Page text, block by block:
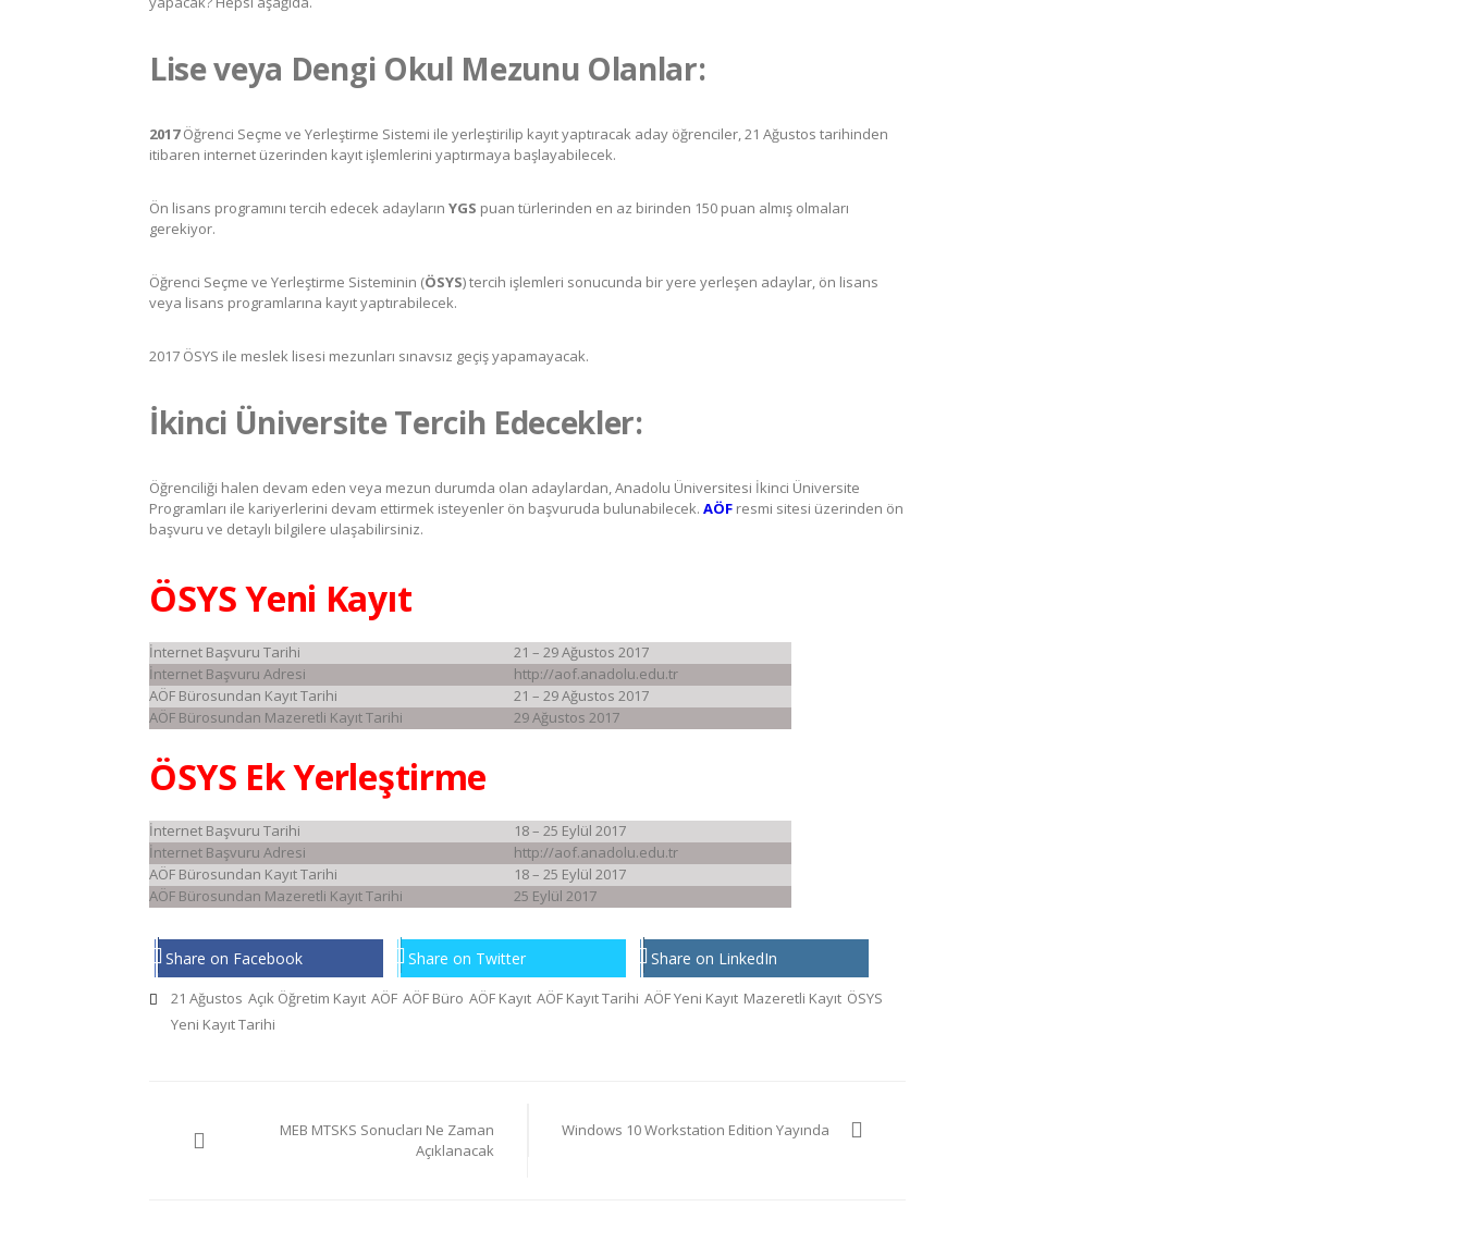
Lise veya Dengi Okul Mezunu Olanlar:
2017Öğrenci Seçme ve Yerleştirme Sistemi ile yerleştirilip kayıt yaptıracak aday öğrenciler, 21 Ağustos tarihinden
itibaren internet üzerinden kayıt işlemlerini yaptırmaya başlayabilecek.
Ön lisans programını tercih edecek adayların YGS puan türlerinden en az birinden 150 puan almış olmaları
gerekiyor.
Öğrenci Seçme ve Yerleştirme Sisteminin (ÖSYS) tercih işlemleri sonucunda bir yere yerleşen adaylar, ön lisans
veya lisans programlarına kayıt yaptırabilecek.
2017 ÖSYS ile meslek lisesi mezunları sınavsız geçiş yapamayacak.
İkinci Üniversite Tercih Edecekler:
Öğrenciliği halen devam eden veya mezun durumda olan adaylardan, Anadolu Üniversitesi İkinci Üniversite
Programları ile kariyerlerini devam ettirmek isteyenler ön başvuruda bulunabilecek. AÖF resmi sitesi üzerinden ön
başvuru ve detaylı bilgilere ulaşabilirsiniz.
ÖSYS Yeni Kayıt
İnternet Başvuru Tarihi
21 – 29 Ağustos 2017
İnternet Başvuru Adresi
http://aof.anadolu.edu.tr
AÖF Bürosundan Kayıt Tarihi
21 – 29 Ağustos 2017
AÖF Bürosundan Mazeretli Kayıt Tarihi
29 Ağustos 2017
ÖSYS Ek Yerleştirme
İnternet Başvuru Tarihi
18 – 25 Eylül 2017
İnternet Başvuru Adresi
http://aof.anadolu.edu.tr
AÖF Bürosundan Kayıt Tarihi
18 – 25 Eylül 2017
AÖF Bürosundan Mazeretli Kayıt Tarihi
25 Eylül 2017
Share on Facebook Share on Twitter Share on LinkedIn
21 Ağustos Açık Öğretim Kayıt AÖF AÖF Büro AÖF Kayıt AÖF Kayıt Tarihi AÖF Yeni Kayıt Mazeretli Kayıt ÖSYS
Yeni Kayıt Tarihi
gezinmesiMEB MTSKS Sonucları Ne Zaman
Açıklanacak
Windows 10 Workstation Edition Yayında